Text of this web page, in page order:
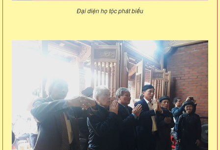
Đại diện họ tộc phát biểu